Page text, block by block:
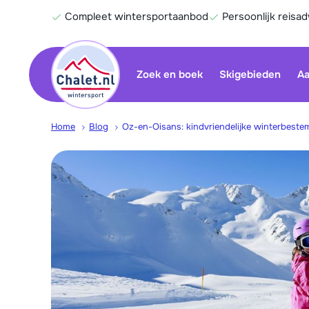
Compleet wintersportaanbod Persoonlijk
Zoek en boek Skigebieden
Home Blog Oz-en-Oisans: kindvriendelijke